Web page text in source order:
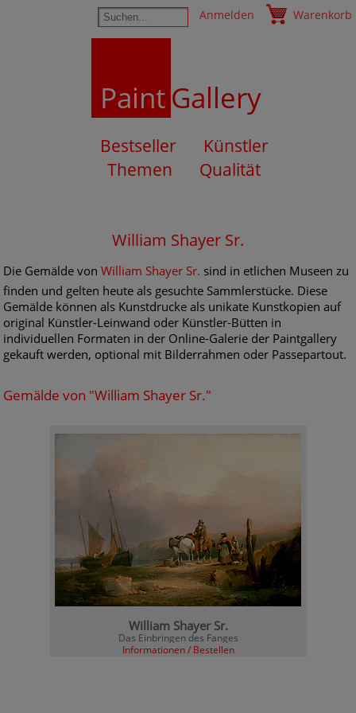
Anmelden Warenkorb
PaintGallery
Bestseller
Künstler
Themen
Qualität
William Shayer Sr.
Die Gemälde vonWilliam Shayer Sr. sind in etlichen Museen zu
finden und gelten heute als gesuchte Sammlerstücke. Diese
Gemälde können als Kunstdrucke als unikate Kunstkopien auf
original Künstler-Leinwand oder Künstler-Bütten in
individuellen Formaten in der Online-Galerie der Paintgallery
gekauft werden, optional mit Bilderrahmen oder Passepartout.
Gemälde von "William Shayer Sr."
William Shayer Sr.
Das Einbringen des Fanges
Informationen / Bestellen